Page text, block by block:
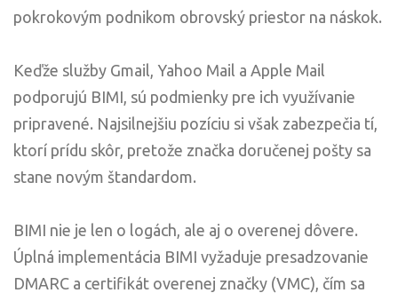
pokrokovým podnikom obrovský priestor na náskok.
Keďže služby Gmail, Yahoo Mail a Apple Mail
podporujú BIMI, sú podmienky pre ich využívanie
pripravené. Najsilnejšiu pozíciu si však zabezpečia tí,
ktorí prídu skôr, pretože značka doručenej pošty sa
stane novým štandardom.
BIMI nie je len o logách, ale aj o overenej dôvere.
Úplná implementácia BIMI vyžaduje presadzovanie
DMARC a certifikát overenej značky (VMC), čím sa